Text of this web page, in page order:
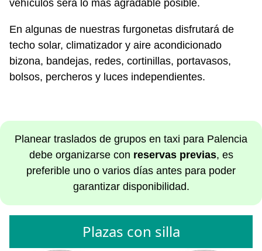
vehículos será lo más agradable posible.
En algunas de nuestras furgonetas disfrutará de
techo solar, climatizador y aire acondicionado
bizona, bandejas, redes, cortinillas, portavasos,
bolsos, percheros y luces independientes.
Planear traslados de grupos en taxi para Palencia
debe organizarse con reservas previas, es
preferible uno o varios días antes para poder
garantizar disponibilidad.
Plazas con silla